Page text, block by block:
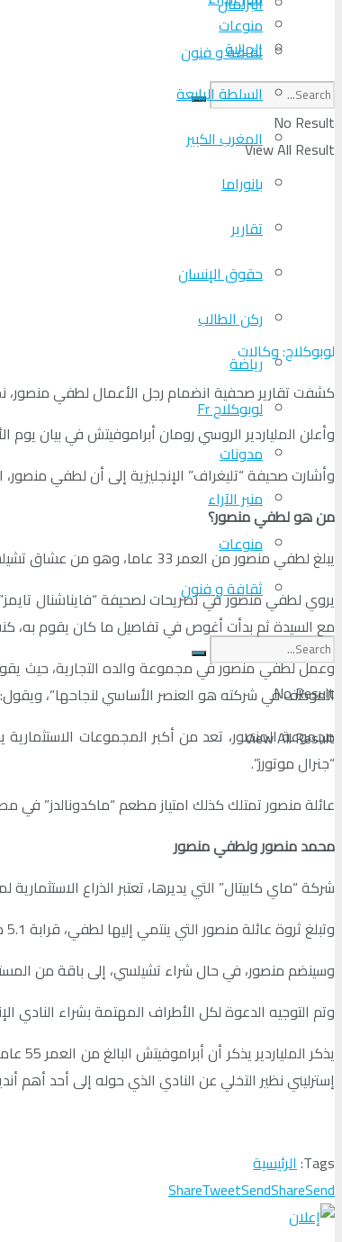
منوعات
ثقافة و فنون
No Result
View All Result
الجالية
السلطة الرابعة
المغرب الكبير
بانوراما
تقارير
حقوق الإنسان
ركن الطالب
رياضة
لوبوكلاج Fr
مدونات
منبر الآراء
منوعات
ثقافة و فنون
No Result
View All Result
لوبوكلاج: وكالات
كشفت تقارير صحفية انضمام رجل الأعمال لطفي منصور،
وأعلن الملياردير الروسي رومان أبراموفيتش في بيان يوم
وأشارت صحيفة “تليغراف” الإنجليزية إلى أن لطفي
من هو لطفي منصور؟
يبلغ لطفي منصور من العمر 33 عاما، وهو من عشاق تشيلسي ويحمل التذكرة الموسمية لحضور مباريات فريق جنوب لندن، وهو ما جعل اسمه متداولا بين المرشحين لشراء “البلوز”.
يروي لطفي منصور في تصريحات لصحيفة “فايناشنال
مع السيدة ثم بدأت أغوص في تفاصيل ما كان يقوم به،
وعمل لطفي منصور في مجموعة والده التجارية، حيث
الموظف في شركته هو العنصر الأساسي لنجاحها”،
“جنرال موتورز”.
عائلة منصور تمتلك كذلك امتياز مطعم “ماكدونالدز” في
محمد منصور ولطفي منصور
شركة “ماي كابيتال” التي يديرها، تعتبر الذراع
وتبلغ ثروة عائلة منصور التي ينتمي إليها لطفي، قرابة 5.1 مليار دولار أمريكي، بحسب مجلة “فوربس” الأمريكية.
وسينضم منصور، في حال شراء تشيلسي، إلى باقة من
وتم التوجيه الدعوة لكل الأطراف المهتمة بشراء النادي
إسترليني نظير التخلي عن النادي الذي حوله إلى أحد أهم
Tags: الرئيسية
ShareTweetSendShareSend